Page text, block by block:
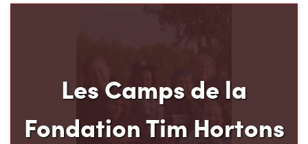
Les Camps de la
Fondation Tim Hortons